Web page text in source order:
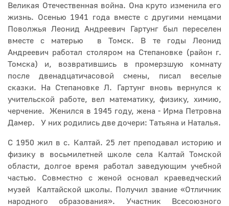
Великая Отечественная война. Она круто изменила его
жизнь. Осенью 1941 года вместе с другими немцами
Поволжья Леонид Андреевич Гартунг был переселен
вместе с матерью в Томск. В те годы Леонид
Андреевич работал столяром на Степановке (район г.
Томска) и, возвратившись в промерзшую комнату
после двенадцатичасовой смены, писал веселые
сказки. На Степановке Л. Гартунг вновь вернулся к
учительской работе, вел математику, физику, химию,
черчение. Женился в 1945 году, жена - Ирма Петровна
Дамер. У них родились две дочери: Татьяна и Наталья.
С 1950 жил в с. Калтай. 25 лет преподавал историю и
физику в восьмилетней школе села Калтай Томской
области, долгое время работал заведующим учебной
частью. Совместно с женой основал краеведческий
музей Калтайской школы. Получил звание «Отличник
народного образования». Участник Всесоюзного